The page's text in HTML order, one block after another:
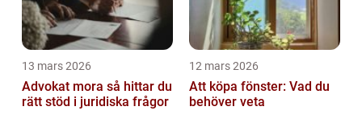
13 mars 2026
Advokat mora så hittar du
rätt stöd i juridiska frågor
12 mars 2026
Att köpa fönster: Vad du
behöver veta